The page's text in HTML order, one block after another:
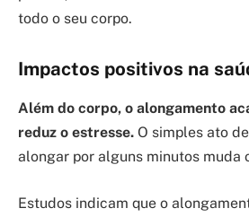
todo o seu corpo.
Impactos positivos na
Além do corpo, o alongamento
reduz o estresse. O simples ato
alongar por alguns minutos muda
Estudos indicam que o